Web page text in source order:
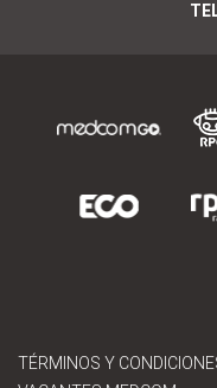
TÉRMINOS Y